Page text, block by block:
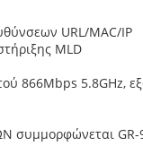
URL/MAC/IP
MLD
5.8GHz,
συμμορφώνεται GR-